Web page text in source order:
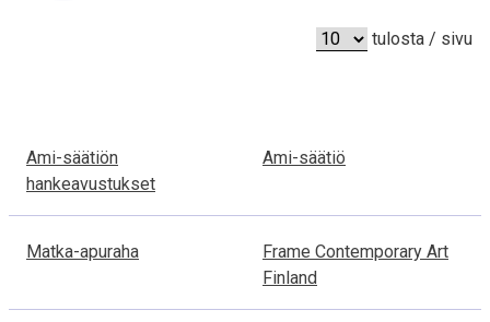
i
m
u
k
tulosta / sivu
Ami-säätiön
hankeavustukset
Ami-säätiö
Matka-apuraha
Frame Contemporary Art
Finland